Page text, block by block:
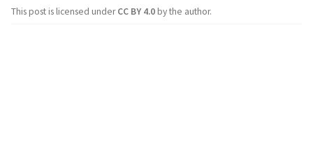
This post is licensed underCC BY 4.0by the author.